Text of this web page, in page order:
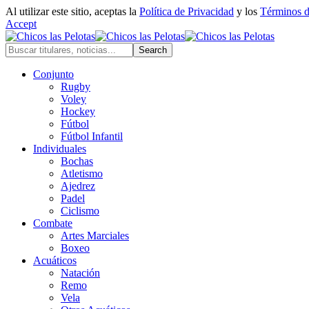
Al utilizar este sitio, aceptas la Política de Privacidad y los Términos
Accept
Conjunto
Rugby
Voley
Hockey
Fútbol
Fútbol Infantil
Individuales
Bochas
Atletismo
Ajedrez
Padel
Ciclismo
Combate
Artes Marciales
Boxeo
Acuáticos
Natación
Remo
Vela